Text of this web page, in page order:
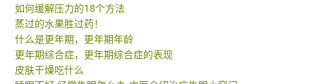
如何缓解压力的18个方法
蒸过的水果胜过药！
什么是更年期，更年期年龄
更年期综合症，更年期综合症的表现
皮肤干燥吃什么